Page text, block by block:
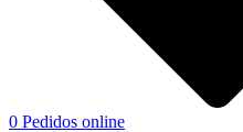
0 Pedidos online